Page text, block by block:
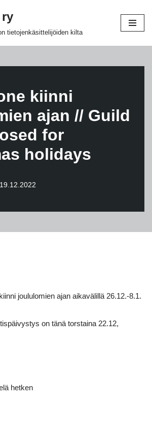
tietojenkäsittelijöiden kilta
kiinni
ajan // Guild
for
holidays
19.12.2022
joululomien ajan aikavälillä 26.12.-8.1.
on tänä torstaina 22.12,
hetken